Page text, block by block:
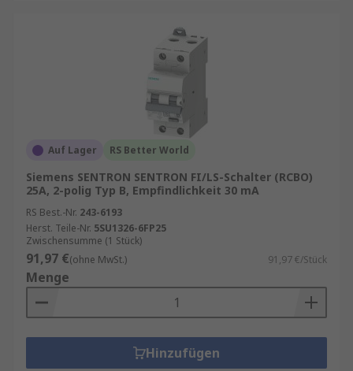
Auf Lager RS Better World
Siemens SENTRON SENTRON FI/LS-Schalter (RCBO)
25A, 2-polig Typ B, Empfindlichkeit 30 mA
RS Best.-Nr. 243-6193
Herst. Teile-Nr. 5SU1326-6FP25
Zwischensumme (1 Stück)
91,97 €(ohne MwSt.) 91,97 €/Stück
Menge
Hinzufügen